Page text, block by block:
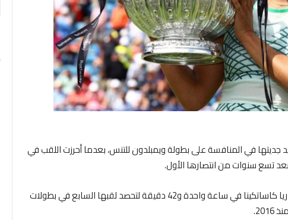
جديتها في المنافسة على بطولة ويمبلدون للتنس، بعدما أحرزت اللقب في
تسع سنوات من انتصارها الأول.
وتفوقت اللاعبة الأمريكية 6-2 و7-6 على الروسية داريا كاساتكينا في ساعة واحدة و42 دقيقة لتحصد لقبها السابع في بطولات